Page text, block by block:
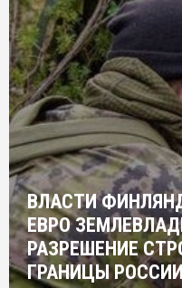
ВЛАСТИ
ЕВРО
РАЗРЕШЕНИЕ
ГРАНИЦЫ РОССИИ